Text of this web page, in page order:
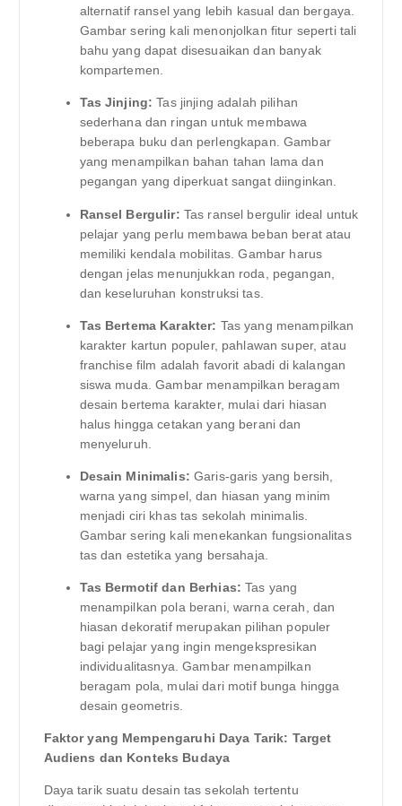
alternatif ransel yang lebih kasual dan bergaya.
Gambar sering kali menonjolkan fitur seperti tali
bahu yang dapat disesuaikan dan banyak
kompartemen.
Tas Jinjing: Tas jinjing adalah pilihan
sederhana dan ringan untuk membawa
beberapa buku dan perlengkapan. Gambar
yang menampilkan bahan tahan lama dan
pegangan yang diperkuat sangat diinginkan.
Ransel Bergulir: Tas ransel bergulir ideal untuk
pelajar yang perlu membawa beban berat atau
memiliki kendala mobilitas. Gambar harus
dengan jelas menunjukkan roda, pegangan,
dan keseluruhan konstruksi tas.
Tas Bertema Karakter: Tas yang menampilkan
karakter kartun populer, pahlawan super, atau
franchise film adalah favorit abadi di kalangan
siswa muda. Gambar menampilkan beragam
desain bertema karakter, mulai dari hiasan
halus hingga cetakan yang berani dan
menyeluruh.
Desain Minimalis: Garis-garis yang bersih,
warna yang simpel, dan hiasan yang minim
menjadi ciri khas tas sekolah minimalis.
Gambar sering kali menekankan fungsionalitas
tas dan estetika yang bersahaja.
Tas Bermotif dan Berhias: Tas yang
menampilkan pola berani, warna cerah, dan
hiasan dekoratif merupakan pilihan populer
bagi pelajar yang ingin mengekspresikan
individualitasnya. Gambar menampilkan
beragam pola, mulai dari motif bunga hingga
desain geometris.
Faktor yang Mempengaruhi Daya Tarik: Target
Audiens dan Konteks Budaya
Daya tarik suatu desain tas sekolah tertentu